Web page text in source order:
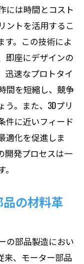
には時間とコスト
ントを活用するこ
す。この技術によ
即座にデザインの
迅速なプロトタイ
間を短縮し、競争
。また、3Dプリ
件に近いフィード
適化を促進しま
開発プロセスは一
の材料革
の部品製造におい
来、モーター部品